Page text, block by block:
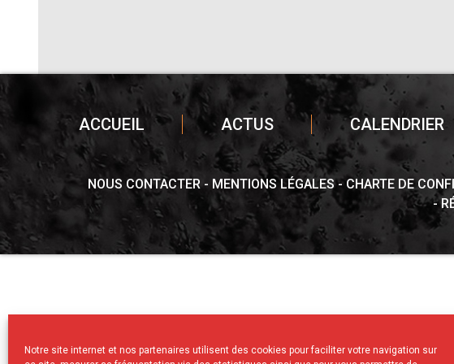
Notre site internet et nos partenaires utilisent des cookies pour faciliter votre navigation sur
ACCUEIL ACTUS CALENDRIER
NOUS CONTACTER MENTIONS LÉGALES CHARTE DE